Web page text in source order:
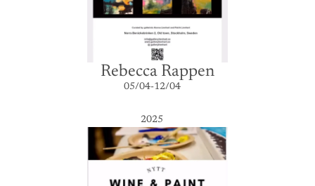
Rebecca Rappen
05/04-12/04
2025